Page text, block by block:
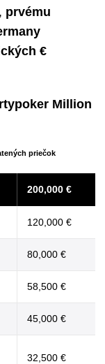
prvému
€
Million
priečok
200,000 €
120,000 €
80,000 €
58,500 €
45,000 €
32,500 €